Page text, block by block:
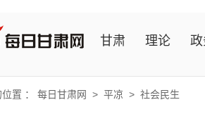
甘肃 理论 政
置 ： 每日甘肃网 > 平凉 > 社会民生